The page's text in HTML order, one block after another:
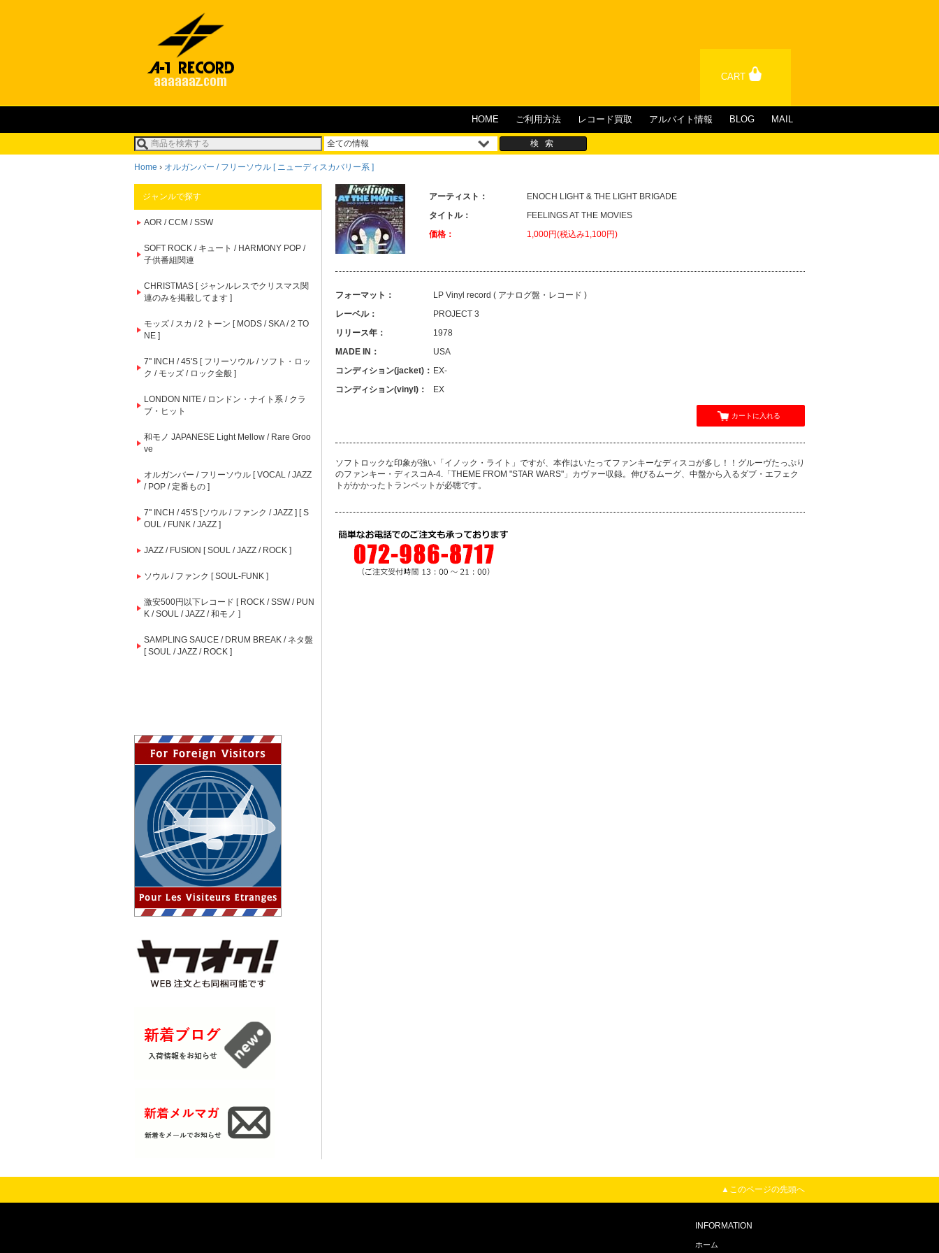
CART
HOME ご利用方法 レコード買取 アルバイト情報 BLOG MAIL
Home › オルガンバー / フリーソウル [ ニューディスカバリー系 ]
ジャンルで探す
AOR / CCM / SSW
SOFT ROCK / キュート / HARMONY POP /
子供番組関連
CHRISTMAS [ ジャンルレスでクリスマス関
連のみを掲載してます ]
モッズ / スカ / 2 トーン [ MODS / SKA / 2 TO
NE ]
7'' INCH / 45'S [ フリーソウル / ソフト・ロッ
ク / モッズ / ロック全般 ]
LONDON NITE / ロンドン・ナイト系 / クラ
ブ・ヒット
和モノ JAPANESE Light Mellow / Rare Groo
ve
オルガンバー / フリーソウル [ VOCAL / JAZZ
/ POP / 定番もの ]
7'' INCH / 45'S [ソウル / ファンク / JAZZ ] [ S
OUL / FUNK / JAZZ ]
JAZZ / FUSION [ SOUL / JAZZ / ROCK ]
ソウル / ファンク [ SOUL-FUNK ]
激安500円以下レコード [ ROCK / SSW / PUN
K / SOUL / JAZZ / 和モノ ]
SAMPLING SAUCE / DRUM BREAK / ネタ盤
[ SOUL / JAZZ / ROCK ]
アーティスト：
ENOCH LIGHT & THE LIGHT BRIGADE
タイトル：
FEELINGS AT THE MOVIES
価格：
1,000円(税込み1,100円)
フォーマット：
LP Vinyl record ( アナログ盤・レコード )
レーベル：
PROJECT 3
リリース年：
1978
MADE IN：
USA
コンディション(jacket)： EX-
コンディション(vinyl)：
EX
カートに入れる
ソフトロックな印象が強い「イノック・ライト」ですが、本作はいたってファンキーなディスコが多し！！グルーヴたっぷり
のファンキー・ディスコA-4.「THEME FROM "STAR WARS"」カヴァー収録。伸びるムーグ、中盤から入るダブ・エフェク
トがかかったトランペットが必聴です。
▲このページの先頭へ
INFORMATION
ホーム